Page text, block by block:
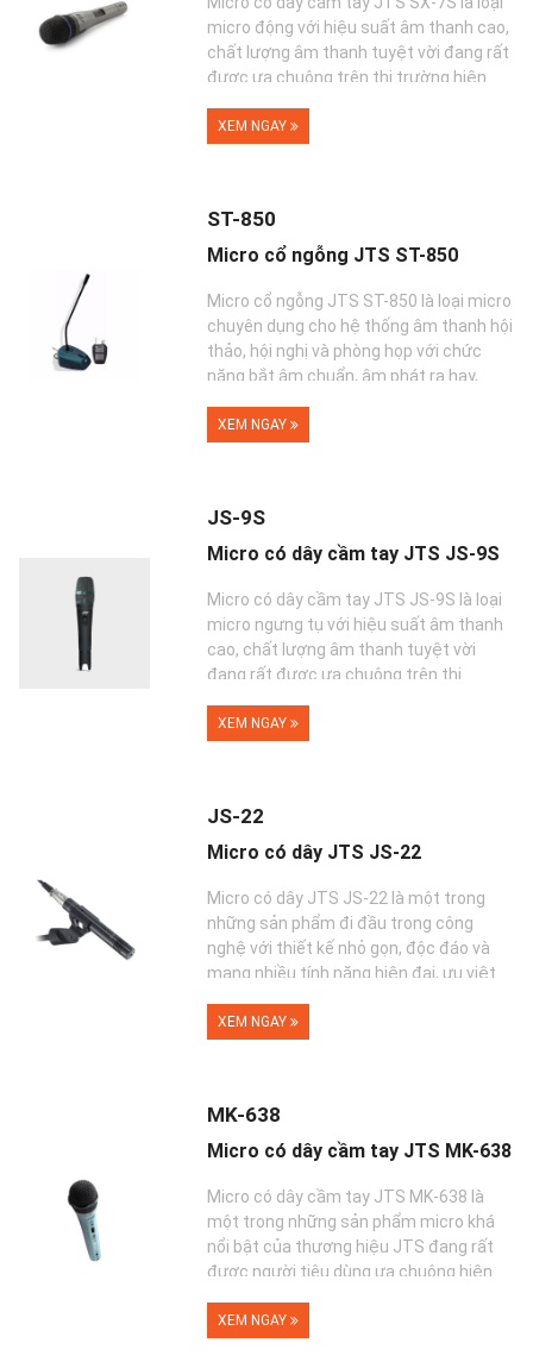
micro động với hiệu suất âm thanh cao,
chất lượng âm thanh tuyệt vời đang rất
được ưa chuộng trên thị trường hiện
XEM NGAY
ST-850
Micro cổ ngỗng JTS ST-850
Micro cổ ngỗng JTS ST-850 là loại micro
chuyên dụng cho hệ thống âm thanh hội
thảo, hội nghị và phòng họp với chức
năng bắt âm chuẩn, âm phát ra hay,
XEM NGAY
JS-9S
Micro có dây cầm tay JTS JS-9S
Micro có dây cầm tay JTS JS-9S là loại
micro ngưng tụ với hiệu suất âm thanh
cao, chất lượng âm thanh tuyệt vời
đang rất được ưa chuộng trên thị
XEM NGAY
JS-22
Micro có dây JTS JS-22
Micro có dây JTS JS-22 là một trong
những sản phẩm đi đầu trong công
nghệ với thiết kế nhỏ gọn, độc đáo và
mang nhiều tính năng hiện đại, ưu việt.
XEM NGAY
MK-638
Micro có dây cầm tay JTS MK-638
Micro có dây cầm tay JTS MK-638 là
một trong những sản phẩm micro khá
nổi bật của thương hiệu JTS đang rất
được người tiêu dùng ưa chuộng hiện
XEM NGAY